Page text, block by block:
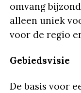
omvang
alleen uniek
voor de regio
Gebiedsvisie
De basis voor